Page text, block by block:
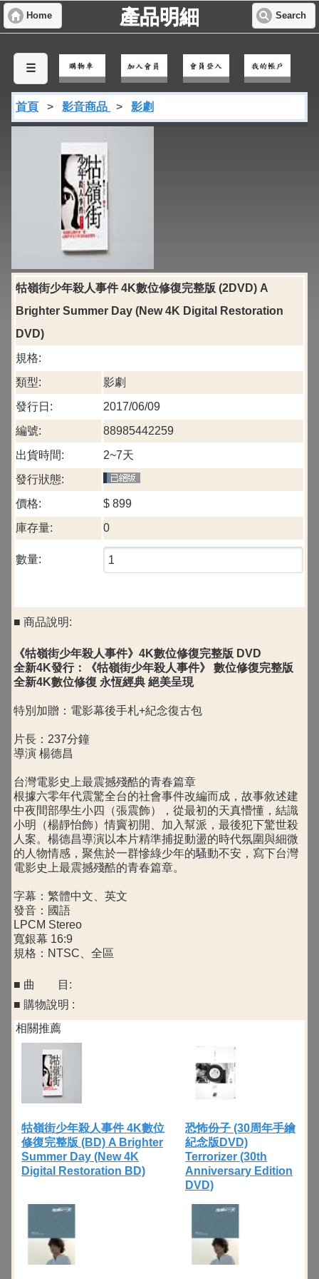
Home 產品明細 Search
☰
首頁 > 影音商品 > 影劇
牯嶺街少年殺人事件 4K數位修復完整版 (2DVD) A
Brighter Summer Day (New 4K Digital Restoration
DVD)
規格:
類型:
影劇
發行日:
2017/06/09
編號:
88985442259
出貨時間:
2~7天
發行狀態:
價格:
$ 899
庫存量:
0
數量:
■ 商品說明:
《牯嶺街少年殺人事件》4K數位修復完整版 DVD
全新4K發行：《牯嶺街少年殺人事件》 數位修復完整版
全新4K數位修復 永恆經典 絕美呈現
特別加贈：電影幕後手札+紀念復古包
片長：237分鐘
導演 楊德昌
台灣電影史上最震撼殘酷的青春篇章
根據六零年代震驚全台的社會事件改編而成，故事敘述建
中夜間部學生小四（張震飾），從最初的天真懵懂，結識
小明（楊靜怡飾）情竇初開、加入幫派，最後犯下驚世殺
人案。楊德昌導演以本片精準捕捉動盪的時代氛圍與細微
的人物情感，聚焦於一群慘綠少年的騷動不安，寫下台灣
電影史上最震撼殘酷的青春篇章。
字幕：繁體中文、英文
發音：國語
LPCM Stereo
寬銀幕 16:9
規格：NTSC、全區
■ 曲 目:
■ 購物說明 :
相關推薦
牯嶺街少年殺人事件 4K數位
修復完整版 (BD) A Brighter
Summer Day (New 4K
Digital Restoration BD)
恐怖份子 (30周年手繪
紀念版DVD)
Terrorizer (30th
Anniversary Edition
DVD)